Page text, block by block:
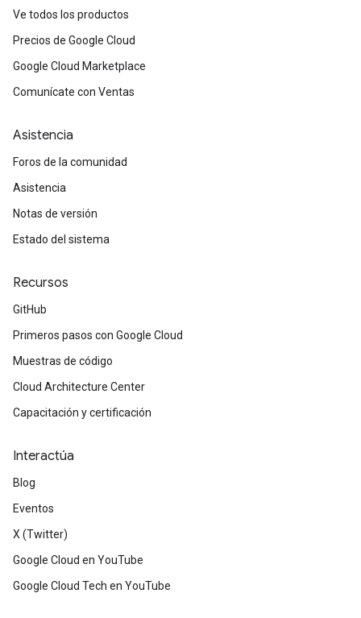
Ve todos los productos
Precios de Google Cloud
Google Cloud Marketplace
Comunícate con Ventas
Asistencia
Foros de la comunidad
Asistencia
Notas de versión
Estado del sistema
Recursos
GitHub
Primeros pasos con Google Cloud
Muestras de código
Cloud Architecture Center
Capacitación y certificación
Interactúa
Blog
Eventos
X (Twitter)
Google Cloud en YouTube
Google Cloud Tech en YouTube